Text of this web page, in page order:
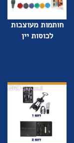
חותמות מעוצבות
לכוסות יין